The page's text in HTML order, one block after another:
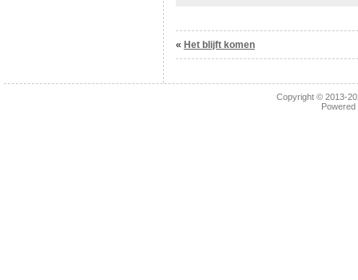
« Het blijft komen
Copyright © 2013-